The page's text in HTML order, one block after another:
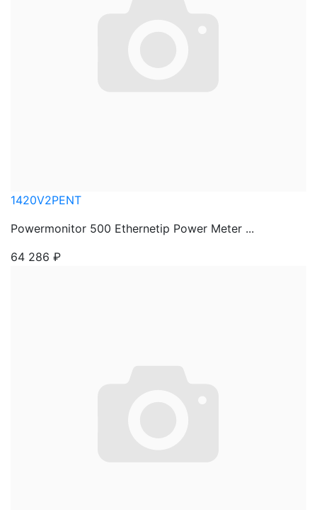
1420V2PENT
Powermonitor 500 Ethernetip Power Meter ...
64 286 ₽